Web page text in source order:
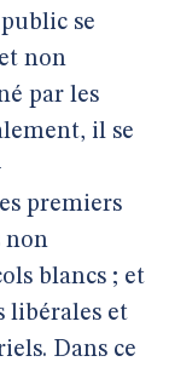
se
non
par les
il se
premiers
non
blancs ; et
libérales et
Dans ce